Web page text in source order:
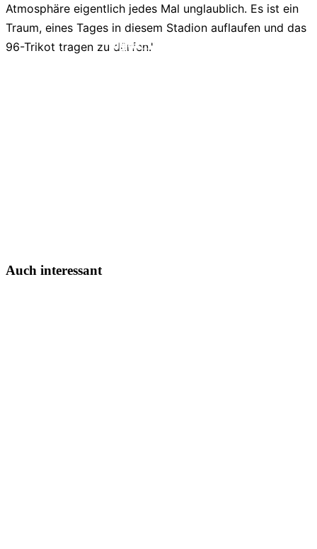
liga2-online.de
Atmosphäre eigentlich jedes Mal unglaublich. Es ist ein
Traum, eines Tages in diesem Stadion auflaufen und das
96-Trikot tragen zu dürfen."
Auch interessant